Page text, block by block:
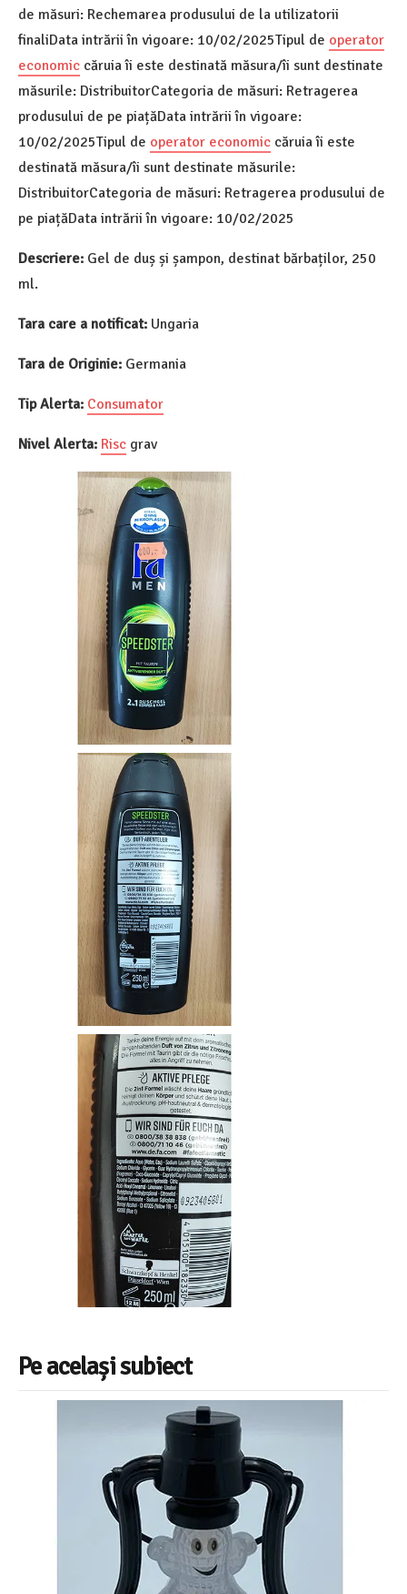
de măsuri: Rechemarea produsului de la utilizatorii
finaliData intrării în vigoare: 10/02/2025Tipul de operator
economic căruia îi este destinată măsura/îi sunt destinate
măsurile: DistribuitorCategoria de măsuri: Retragerea
produsului de pe piațăData intrării în vigoare:
10/02/2025Tipul de operator economic căruia îi este
destinată măsura/îi sunt destinate măsurile:
DistribuitorCategoria de măsuri: Retragerea produsului de
pe piațăData intrării în vigoare: 10/02/2025
Descriere: Gel de duș și șampon, destinat bărbaților, 250
ml.
Tara care a notificat: Ungaria
Tara de Originie: Germania
Tip Alerta: Consumator
Nivel Alerta: Risc grav
Pe același subiect